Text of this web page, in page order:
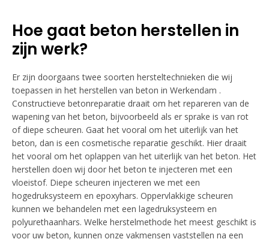
Hoe gaat beton herstellen in
zijn werk?
Er zijn doorgaans twee soorten hersteltechnieken die wij
toepassen in het herstellen van beton in Werkendam .
Constructieve betonreparatie draait om het repareren van de
wapening van het beton, bijvoorbeeld als er sprake is van rot
of diepe scheuren. Gaat het vooral om het uiterlijk van het
beton, dan is een cosmetische reparatie geschikt. Hier draait
het vooral om het oplappen van het uiterlijk van het beton. Het
herstellen doen wij door het beton te injecteren met een
vloeistof. Diepe scheuren injecteren we met een
hogedruksysteem en epoxyhars. Oppervlakkige scheuren
kunnen we behandelen met een lagedruksysteem en
polyurethaanhars. Welke herstelmethode het meest geschikt is
voor uw beton, kunnen onze vakmensen vaststellen na een